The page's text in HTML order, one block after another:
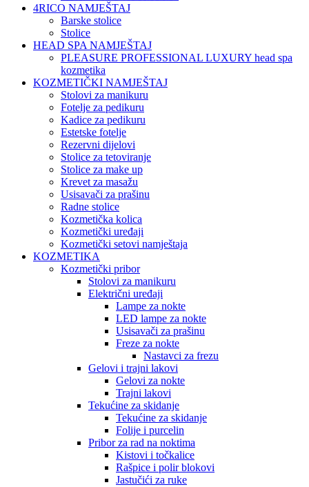
4RICO NAMJEŠTAJ
Barske stolice
Stolice
HEAD SPA NAMJEŠTAJ
PLEASURE PROFESSIONAL LUXURY head spa
kozmetika
KOZMETIČKI NAMJEŠTAJ
Stolovi za manikuru
Fotelje za pedikuru
Kadice za pedikuru
Estetske fotelje
Rezervni dijelovi
Stolice za tetoviranje
Stolice za make up
Krevet za masažu
Usisavači za prašinu
Radne stolice
Kozmetička kolica
Kozmetički uređaji
Kozmetički setovi namještaja
KOZMETIKA
Kozmetički pribor
Stolovi za manikuru
Električni uređaji
Lampe za nokte
LED lampe za nokte
Usisavači za prašinu
Freze za nokte
Nastavci za frezu
Gelovi i trajni lakovi
Gelovi za nokte
Trajni lakovi
Tekućine za skidanje
Tekućine za skidanje
Folije i purcelin
Pribor za rad na noktima
Kistovi i točkalice
Rašpice i polir blokovi
Jastučići za ruke